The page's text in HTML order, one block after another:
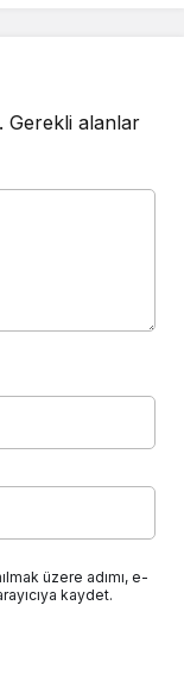
Gerekli alanlar
üzere adımı, e-
kaydet.